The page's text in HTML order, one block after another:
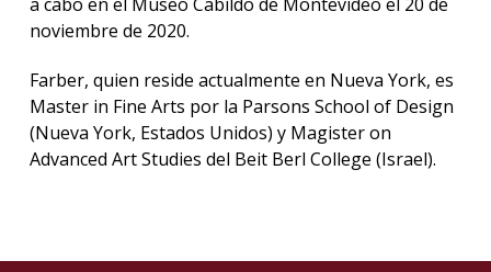
noviembre de 2020.
Farber, quien reside actualmente en Nueva York, es
Master in Fine Arts por la Parsons School of Design
(Nueva York, Estados Unidos) y Magister on
Advanced Art Studies del Beit Berl College (Israel).